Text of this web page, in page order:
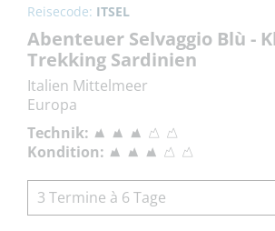
Reisecode: ITSEL
Abenteuer Selvaggio Blù -
Trekking Sardinien
Italien Mittelmeer
Europa
Technik:
Kondition:
3 Termine à 6 Tage